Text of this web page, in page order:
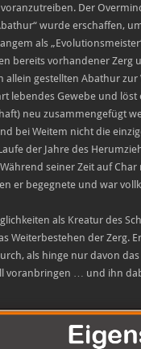
Der
wurde erschaffen,
als
bereits vorhandener
allein gestellten Abathur
lebendes Gewebe und
neu zusammengefügt
bei Weitem nicht die
der Jahre des
seiner Zeit auf
er begegnete und war
als Kreatur des
Weiterbestehen der Zerg.
als hinge nur davon
voranbringen … und ihn